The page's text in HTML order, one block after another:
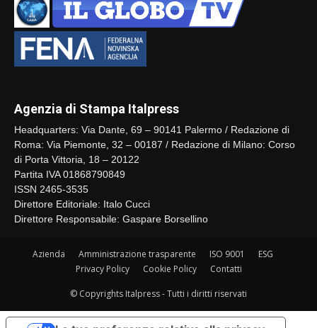
Agenzia di Stampa Italpress
Headquarters: Via Dante, 69 – 90141 Palermo / Redazione di
Roma: Via Piemonte, 32 – 00187 / Redazione di Milano: Corso
di Porta Vittoria, 18 – 20122
Partita IVA 01868790849
ISSN 2465-3535
Direttore Editoriale: Italo Cucci
Direttore Responsabile: Gaspare Borsellino
Azienda Amministrazione trasparente ISO 9001
ESG
Privacy Policy
Cookie Policy Contatti
© Copyrights Italpress - Tutti i diritti riservati